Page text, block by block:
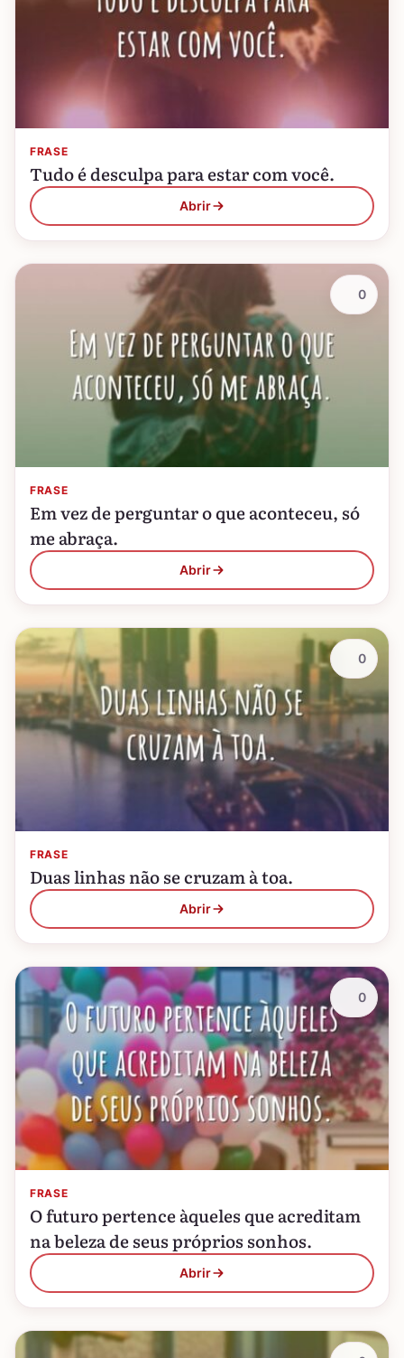
FRASE
Tudo é desculpa para estar com você.
Abrir
FRASE
Em vez de perguntar o que aconteceu, só
me abraça.
Abrir
0
FRASE
Duas linhas não se cruzam à toa.
Abrir
0
FRASE
O futuro pertence àqueles que acreditam
na beleza de seus próprios sonhos.
Abrir
0